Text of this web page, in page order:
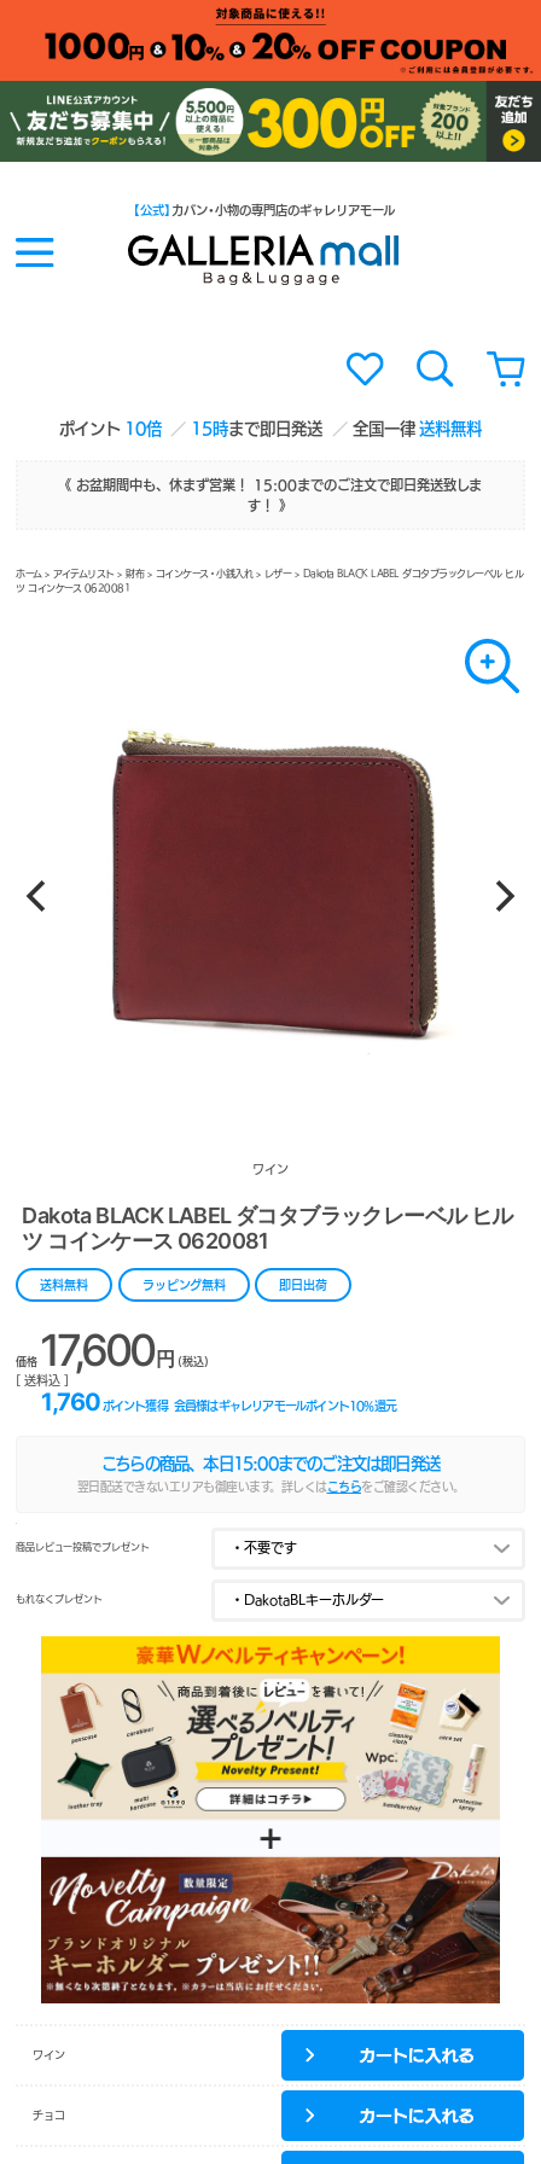
ポイント 10倍 15時まで即日発送 全国一律送料無料
【公式】 カバン・小物の専門店のギャレリアモール
《 お盆期間中も、休まず営業！ 15:00までのご注文で即日発送致しま
す！ 》
ホーム >アイテムリスト > 財布> コインケース・小銭入れ > レザー> Dakota BLACK LABEL ダコタブラックレーベル ヒル
ツ コインケース 0620081
ワイン
Dakota BLACK LABEL ダコタブラックレーベル ヒル
ツ コインケース 0620081
送料無料 ラッピング無料 即日出荷
価格 17,600円 (税込)
[ 送料込 ]
1,760 ポイント獲得 会員様はギャレリアモールポイント10%還元
こちらの商品、本日 15:00までのご注文は即日発送
翌日配送できないエリアも御座います。詳しくは こちらをご確認ください。
商品レビュー投稿でプレゼント
もれなくプレゼント
ワイン
チョコ